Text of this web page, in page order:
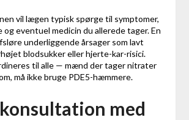
vil lægen typisk spørge til symptomer,
og eventuel medicin du allerede tager. En
underliggende årsager som lavt
blodsukker eller hjerte-kar-risici.
til alle — mænd der tager nitrater
må ikke bruge PDE5-hæmmere.
med